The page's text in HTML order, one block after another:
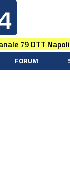
79 DTT
FORUM